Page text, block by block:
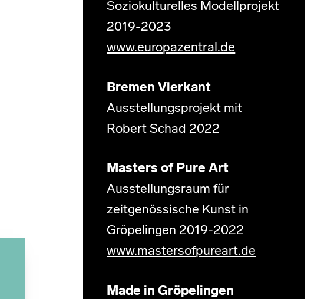
Soziokulturelles Modellprojekt
2019-2023
www.europazentral.de
Bremen Vierkant
Ausstellungsprojekt mit
Robert Schad 2022
Masters of Pure Art
Ausstellungsraum für
zeitgenössische Kunst in
Gröpelingen 2019-2022
www.mastersofpureart.de
Made in Gröpelingen